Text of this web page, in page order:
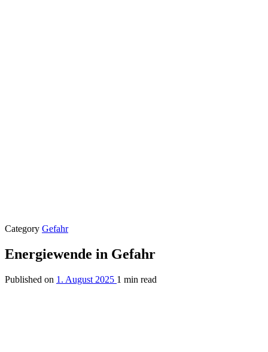
Category Gefahr
Energiewende in Gefahr
Published on 1. August 2025 1 min read